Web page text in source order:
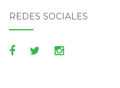
REDES SOCIALES